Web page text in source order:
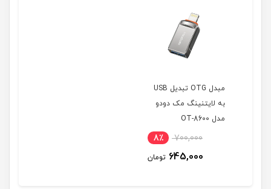
مبدل OTG تبدیل USB
به لایتنینگ مک دودو
مدل OT-8600
700,000 8٪
645,000 تومان